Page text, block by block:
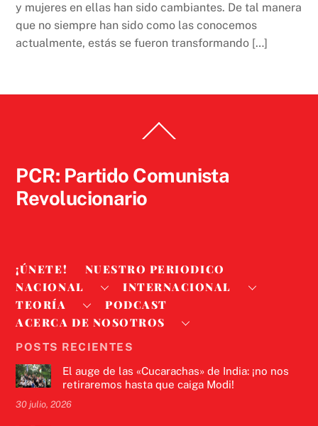
y mujeres en ellas han sido cambiantes. De tal manera
que no siempre han sido como las conocemos
actualmente, estás se fueron transformando […]
To
PCR: Partido Comunista
Revolucionario
¡ÚNETE!
NUESTRO PERIODICO
NACIONAL
INTERNACIONAL
TEORÍA
PODCAST
ACERCA DE NOSOTROS
POSTS RECIENTES
El auge de las «Cucarachas» de India: ¡no nos
retiraremos hasta que caiga Modi!
30 julio, 2026